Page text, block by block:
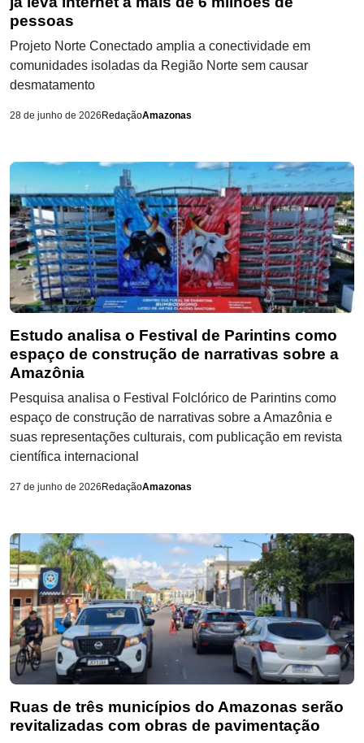
pessoas
Projeto Norte Conectado amplia a conectividade em
comunidades isoladas da Região Norte sem causar
desmatamento
28 de junho de 2026 RedaçãoAmazonas
Estudo analisa o Festival de Parintins como
espaço de construção de narrativas sobre a
Amazônia
Pesquisa analisa o Festival Folclórico de Parintins como
espaço de construção de narrativas sobre a Amazônia e
suas representações culturais, com publicação em revista
científica internacional
27 de junho de 2026 RedaçãoAmazonas
Ruas de três municípios do Amazonas serão
revitalizadas com obras de pavimentação